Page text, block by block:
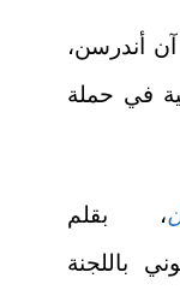
أندرسن،
في حملة
، بقلم
باللجنة